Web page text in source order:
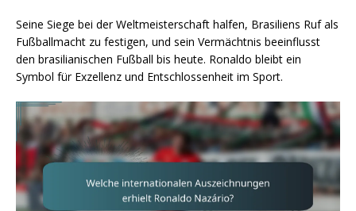
Seine Siege bei der Weltmeisterschaft halfen, Brasiliens Ruf als
Fußballmacht zu festigen, und sein Vermächtnis beeinflusst
den brasilianischen Fußball bis heute. Ronaldo bleibt ein
Symbol für Exzellenz und Entschlossenheit im Sport.